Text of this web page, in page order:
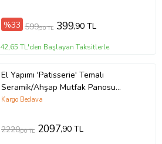
%33 599,90 TL 399,90 TL
42,65 TL'den Başlayan Taksitlerle
El Yapımı 'Patisserie' Temalı
Seramik/Ahşap Mutfak Panosu
(50x47 cm) (Kahverengi)
Kargo Bedava
2220,00 TL 2097,90 TL